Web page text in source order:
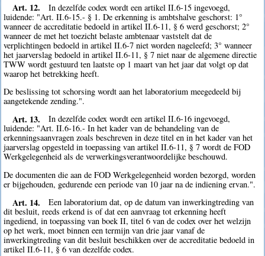
Art. 12.
In dezelfde codex wordt een artikel II.6-15 ingevoegd,
luidende: "Art. II.6-15.- § 1. De erkenning is ambtshalve geschorst: 1°
wanneer de accreditatie bedoeld in artikel II.6-11, § 6 werd geschorst; 2°
wanneer de met het toezicht belaste ambtenaar vaststelt dat de
verplichtingen bedoeld in artikel II.6-7 niet worden nageleefd; 3° wanneer
het jaarverslag bedoeld in artikel II.6-11, § 7 niet naar de algemene directie
TWW wordt gestuurd ten laatste op 1 maart van het jaar dat volgt op dat
waarop het betrekking heeft.
De beslissing tot schorsing wordt aan het laboratorium meegedeeld bij
aangetekende zending.".
Art. 13.
In dezelfde codex wordt een artikel II.6-16 ingevoegd,
luidende: "Art. II.6-16.- In het kader van de behandeling van de
erkenningsaanvragen zoals beschreven in deze titel en in het kader van het
jaarverslag opgesteld in toepassing van artikel II.6-11, § 7 wordt de FOD
Werkgelegenheid als de verwerkingsverantwoordelijke beschouwd.
De documenten die aan de FOD Werkgelegenheid worden bezorgd, worden
er bijgehouden, gedurende een periode van 10 jaar na de indiening ervan.".
Art. 14.
Een laboratorium dat, op de datum van inwerkingtreding van
dit besluit, reeds erkend is of dat een aanvraag tot erkenning heeft
ingediend, in toepassing van boek II, titel 6 van de codex over het welzijn
op het werk, moet binnen een termijn van drie jaar vanaf de
inwerkingtreding van dit besluit beschikken over de accreditatie bedoeld in
artikel II.6-11, § 6 van dezelfde codex.